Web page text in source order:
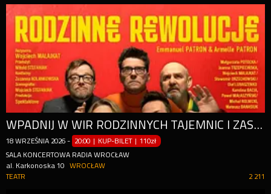
WPADNIJ W WIR RODZINNYCH TAJEMNIC I ZASKAKUJĄCYCH ZWROTÓW AKCJI!
18 WRZEŚNIA 2026 - 20:00 | KUP-BILET |110zł
SALA KONCERTOWA RADIA WROCŁAW
al. Karkonoska 10
WROCŁAW
2 211
TEATR